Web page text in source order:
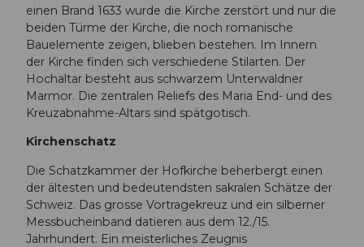
einen Brand 1633 wurde die Kirche zerstört und nur die
beiden Türme der Kirche, die noch romanische
Bauelemente zeigen, blieben bestehen. Im Innern
der Kirche finden sich verschiedene Stilarten. Der
Hochaltar besteht aus schwarzem Unterwaldner
Marmor. Die zentralen Reliefs des Maria End- und des
Kreuzabnahme-Altars sind spätgotisch.
Kirchenschatz
Die Schatzkammer der Hofkirche beherbergt einen
der ältesten und bedeutendsten sakralen Schätze der
Schweiz. Das grosse Vortragekreuz und ein silberner
Messbucheinband datieren aus dem 12./15.
Jahrhundert. Ein meisterliches Zeugnis